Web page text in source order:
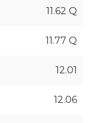
11.62 Q
11.77 Q
12.01
12.06